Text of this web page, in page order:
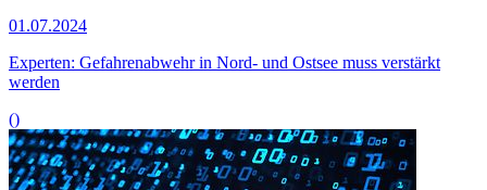
01.07.2024
Experten: Gefahrenabwehr in Nord- und Ostsee muss verstärkt
werden
()